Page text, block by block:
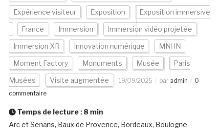
Expérience visiteur Exposition Exposition immersive
France Immersion Immersion vidéo projetée
Immersion XR Innovation numérique MNHN
Moment Factory Monuments Musée Paris
Musées Visite augmentée 19/09/2025 par admin
0
commentaire
Temps de lecture : 8 min
Arc et Senans, Baux de Provence, Bordeaux, Boulogne